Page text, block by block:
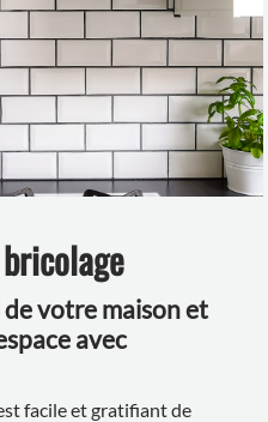
votre maison et
avec
facile et gratifiant de